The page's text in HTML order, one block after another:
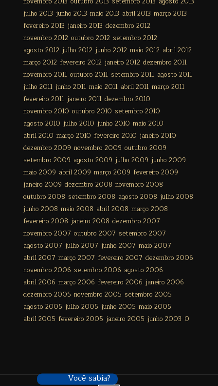
julho 2013 junho 2013 maio 2013 abril 2013 março 2013
fevereiro 2013 janeiro 2013 dezembro 2012
novembro 2012 outubro 2012 setembro 2012
agosto 2012 julho 2012 junho 2012 maio 2012 abril 2012
março 2012 fevereiro 2012 janeiro 2012 dezembro 2011
novembro 2011 outubro 2011 setembro 2011 agosto 2011
julho 2011 junho 2011 maio 2011 abril 2011 março 2011
fevereiro 2011 janeiro 2011 dezembro 2010
novembro 2010 outubro 2010 setembro 2010
agosto 2010 julho 2010 junho 2010 maio 2010
abril 2010 março 2010 fevereiro 2010 janeiro 2010
dezembro 2009 novembro 2009 outubro 2009
setembro 2009 agosto 2009 julho 2009 junho 2009
maio 2009 abril 2009 março 2009 fevereiro 2009
janeiro 2009 dezembro 2008 novembro 2008
outubro 2008 setembro 2008 agosto 2008 julho 2008
junho 2008 maio 2008 abril 2008 março 2008
fevereiro 2008 janeiro 2008 dezembro 2007
novembro 2007 outubro 2007 setembro 2007
agosto 2007 julho 2007 junho 2007 maio 2007
abril 2007 março 2007 fevereiro 2007 dezembro 2006
novembro 2006 setembro 2006 agosto 2006
abril 2006 março 2006 fevereiro 2006 janeiro 2006
dezembro 2005 novembro 2005 setembro 2005
agosto 2005 julho 2005 junho 2005 maio 2005
abril 2005 fevereiro 2005 janeiro 2005 junho 2003 0
Você sabia?